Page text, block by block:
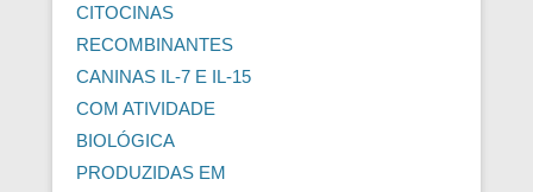
CITOCINAS
RECOMBINANTES
CANINAS IL-7 E IL-15
COM ATIVIDADE
BIOLÓGICA
PRODUZIDAS EM